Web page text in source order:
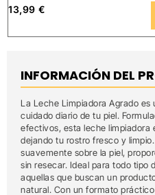
13,99 €
INFORMACIÓN DEL
La Leche Limpiadora Agrado
cuidado diario de tu piel.
efectivos, esta leche limpiadora
dejando tu rostro fresco y
suavemente sobre la piel,
sin resecar. Ideal para todo tipo
aquellas que buscan un
natural. Con un formato